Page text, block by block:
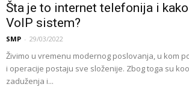
Šta je to internet telefonija i
VoIP sistem?
SMP - 29/03/2022
Živimo u vremenu modernog poslovanja, u kom
i operacije postaju sve složenije. Zbog toga su
zaduženja i...